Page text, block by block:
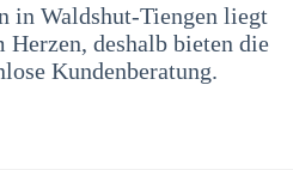
in Waldshut-Tiengen liegt
deshalb bieten die
Kundenberatung.